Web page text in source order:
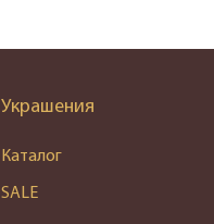
Украшения
Каталог
SALE